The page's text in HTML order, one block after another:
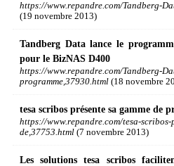
https://www.repandre.com/Tandberg-
(19 novembre 2013)
Tandberg Data lance le
pour le BizNAS D400
https://www.repandre.com/Tandberg-
programme,37930.html (18 novembre
tesa scribos présente sa gamme de
https://www.repandre.com/tesa-scribos-
de,37753.html (7 novembre 2013)
Les solutions tesa scribos